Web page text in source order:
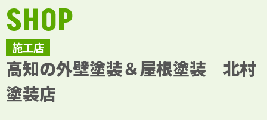
施工店
SHOP
高知の外壁塗装＆屋根塗装 北村
塗装店